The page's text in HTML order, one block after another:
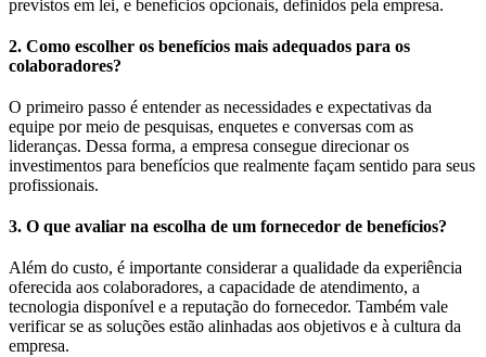
previstos em lei, e benefícios opcionais, definidos pela empresa.
2. Como escolher os benefícios mais adequados para os
colaboradores?
O primeiro passo é entender as necessidades e expectativas da
equipe por meio de pesquisas, enquetes e conversas com as
lideranças. Dessa forma, a empresa consegue direcionar os
investimentos para benefícios que realmente façam sentido para seus
profissionais.
3. O que avaliar na escolha de um fornecedor de benefícios?
Além do custo, é importante considerar a qualidade da experiência
oferecida aos colaboradores, a capacidade de atendimento, a
tecnologia disponível e a reputação do fornecedor. Também vale
verificar se as soluções estão alinhadas aos objetivos e à cultura da
empresa.